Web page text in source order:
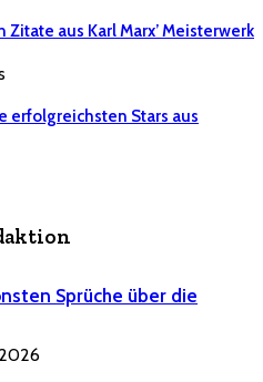
aus Karl Marx’ Meisterwerk
erfolgreichsten Stars aus
Sprüche über die